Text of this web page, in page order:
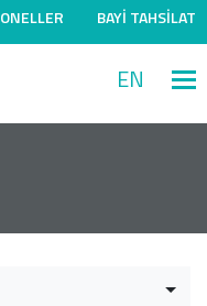
BAYİ TAHSİLAT
EN